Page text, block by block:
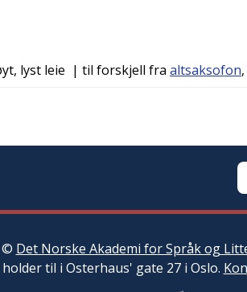
lyst leie | til forskjell fra altsaksofon,
© Det Norske Akademi for Språk og
holder til i Osterhaus' gate 27 i Oslo.